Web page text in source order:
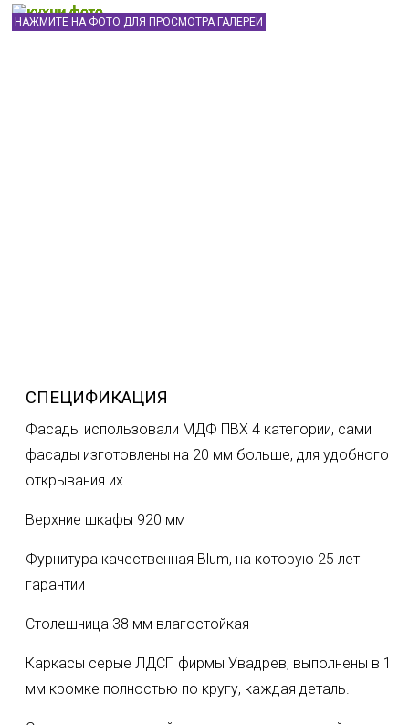
НАЖМИТЕ НА ФОТО ДЛЯ ПРОСМОТРА ГАЛЕРЕИ
СПЕЦИФИКАЦИЯ
Фасады использовали МДФ ПВХ 4 категории, сами
фасады изготовлены на 20 мм больше, для удобного
открывания их.
Верхние шкафы 920 мм
Фурнитура качественная Blum, на которую 25 лет
гарантии
Столешница 38 мм влагостойкая
Каркасы серые ЛДСП фирмы Увадрев, выполнены в 1
мм кромке полностью по кругу, каждая деталь.